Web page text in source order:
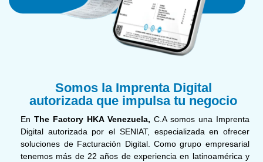
Somos la Imprenta Digital
autorizada que impulsa tu negocio
EnThe Factory HKA Venezuela, C.A somos una Imprenta
Digital autorizada por el SENIAT, especializada en ofrecer
soluciones de Facturación Digital. Como grupo empresarial
tenemos más de 22 años de experiencia en latinoamérica y